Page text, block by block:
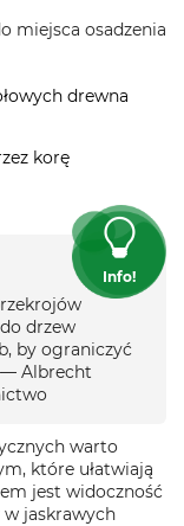
miejsca osadzenia
drewna
korę
Info!
drzew
by ograniczyć
— Albrecht
warto
które ułatwiają
jest widoczność
jaskrawych